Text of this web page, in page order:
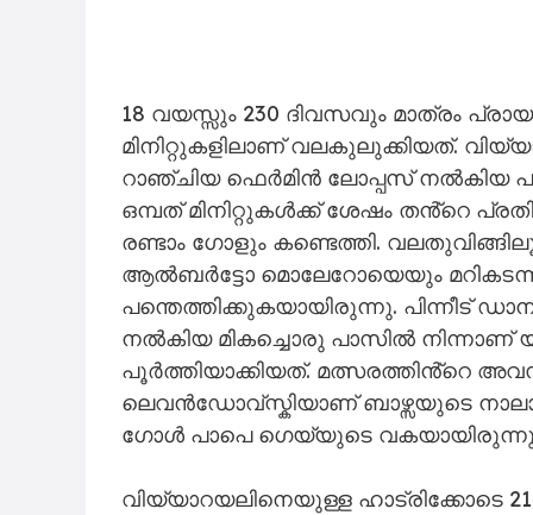
18 വയസ്സും 230 ദിവസവും മാത്രം
മിനിറ്റുകളിലാണ് വലകുലുക്കിയത്.
റാഞ്ചിയ ഫെർമിൻ ലോപ്പസ് നൽകിയ
ഒമ്പത് മിനിറ്റുകൾക്ക് ശേഷം തൻ്റെ
രണ്ടാം ഗോളും കണ്ടെത്തി.
ആൽബർട്ടോ മൊലേറോയെയും മറികടന്ന്
പന്തെത്തിക്കുകയായിരുന്നു. പിന്നീട്
നൽകിയ മികച്ചൊരു പാസിൽ നിന്നാണ്
പൂർത്തിയാക്കിയത്. മത്സരത്തിൻ്റെ
ലെവൻഡോവ്സ്കിയാണ് ബാഴ്സയുടെ
ഗോൾ പാപെ ഗെയ്യുടെ
വിയ്യാറയലിനെയുള്ള ഹാട്രിക്കോടെ